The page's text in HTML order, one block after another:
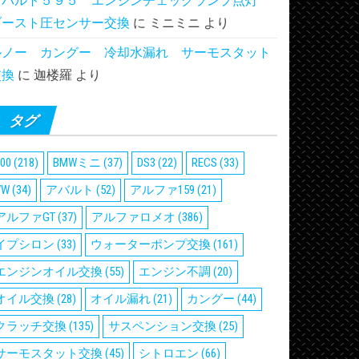
スト圧センサー交換 に ミニミニ より
ノー カングー 冷却水漏れ サーモスタット
に 迦楼羅 より
タグ
(218) BMWミニ (37) DS3 (22) RECS (33)
(34) アバルト (52) アルファ159 (21)
ルファGT(37) アルファロメオ (386)
プシロン (33) ウォーターポンプ交換(161)
ンジンオイル交換(55) エンジン不調 (20)
イル交換(28) オイル漏れ(21) カングー (44)
ラッチ交換(135) サスペンション交換(25)
ーモスタット交換(45) シトロエン (66)